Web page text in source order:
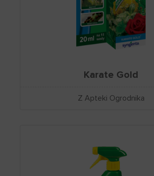
Karate Gold
Z Apteki Ogrodnika